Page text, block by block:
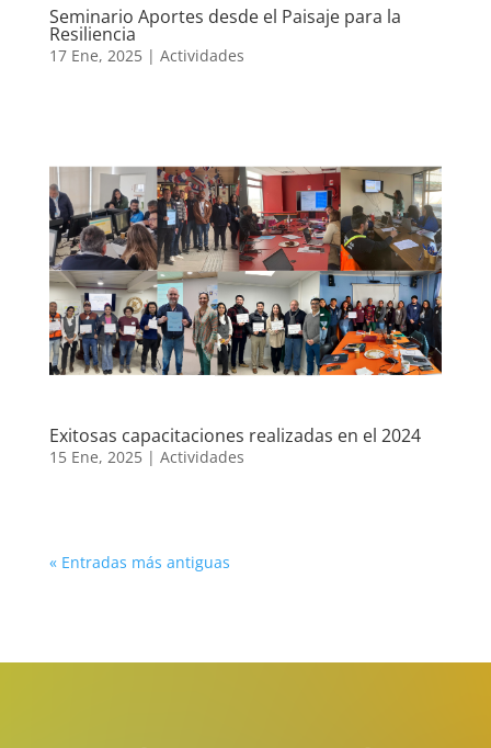
Seminario Aportes desde el Paisaje para la
Resiliencia
17 Ene, 2025| Actividades
Exitosas capacitaciones realizadas en el 2024
15 Ene, 2025| Actividades
« Entradas más antiguas